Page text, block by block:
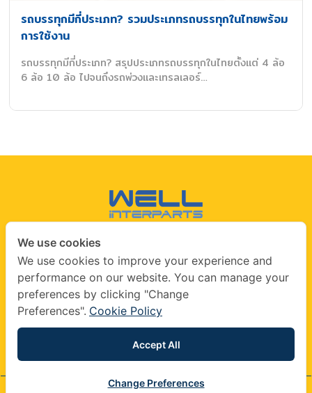
รถบรรทุกมีกี่ประเภท? รวมประเภทรถบรรทุกในไทยพร้อม
การใช้งาน
รถบรรทุกมีกี่ประเภท? สรุปประเภทรถบรรทุกในไทยตั้งแต่ 4 ล้อ
6 ล้อ 10 ล้อ ไปจนถึงรถพ่วงและเทรลเลอร์…
info@wellinterparts.com
+(66) 02360 8841|+(66) 02360 8841- 2
wellinterparts
wellinterparts
We use cookies
We use cookies to improve your experience and
performance on our website. You can manage your
preferences by clicking "Change
Preferences". Cookie Policy
Accept All
Change Preferences